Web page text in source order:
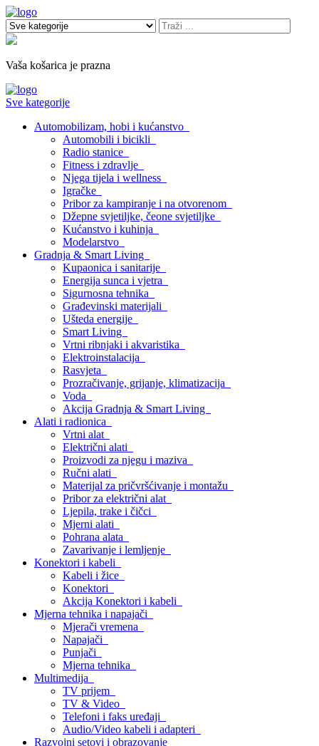
Vaša košarica je prazna
Sve kategorije
Automobilizam, hobi i kućanstvo
Automobili i bicikli
Radio stanice
Fitness i zdravlje
Njega tijela i wellness
Igračke
Pribor za kampiranje i na otvorenom
Džepne svjetiljke, čeone svjetiljke
Kućanstvo i kuhinja
Modelarstvo
Gradnja & Smart Living
Kupaonica i sanitarije
Energija sunca i vjetra
Sigurnosna tehnika
Građevinski materijali
Ušteda energije
Smart Living
Vrtni ribnjaki i akvaristika
Elektroinstalacija
Rasvjeta
Prozračivanje, grijanje, klimatizacija
Voda
Akcija Gradnja & Smart Living
Alati i radionica
Vrtni alat
Električni alati
Proizvodi za njegu i maziva
Ručni alati
Materijal za pričvršćivanje i montažu
Pribor za električni alat
Ljepila, trake i čičci
Mjerni alati
Pohrana alata
Zavarivanje i lemljenje
Konektori i kabeli
Kabeli i žice
Konektori
Akcija Konektori i kabeli
Mjerna tehnika i napajači
Mjerači vremena
Napajači
Punjači
Mjerna tehnika
Multimedija
TV prijem
TV & Video
Telefoni i faks uređaji
Audio/Video kabeli i adapteri
Razvojni setovi i obrazovanje